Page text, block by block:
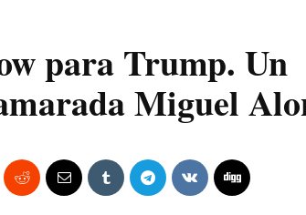
para Trump. Un
Miguel